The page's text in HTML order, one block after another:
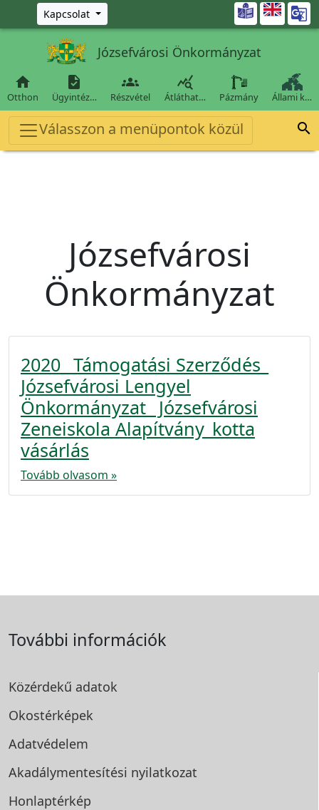
Ugrás a fő tartalomra
Kapcsolat 
Józsefvárosi Önkormányzat

Otthon

Ügyintéz…

Részvétel

Átláthat… Pázmány Állami k…
Válasszon a menüpontok közül 
Józsefvárosi
Önkormányzat
2020_ Támogatási Szerződés_
Józsefvárosi Lengyel
Önkormányzat_ Józsefvárosi
Zeneiskola Alapítvány_kotta
vásárlás
Tovább olvasom »
További információk
Közérdekű adatok
Okostérképek
Adatvédelem
Akadálymentesítési nyilatkozat
Honlaptérkép